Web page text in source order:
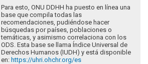
Para esto, ONU DDHH ha puesto en línea una
base que compila todas las
recomendaciones, pudiéndose hacer
búsquedas por países, poblaciones o
temáticas, y asimismo correlaciona con los
ODS. Esta base se llama Índice Universal de
Derechos Humanos (IUDH) y está disponible
en: https://uhri.ohchr.org/es